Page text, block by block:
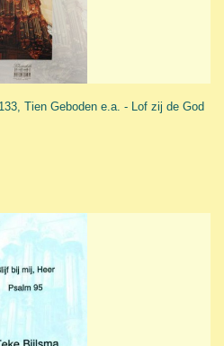
Tien Geboden e.a. - Lof zij de God